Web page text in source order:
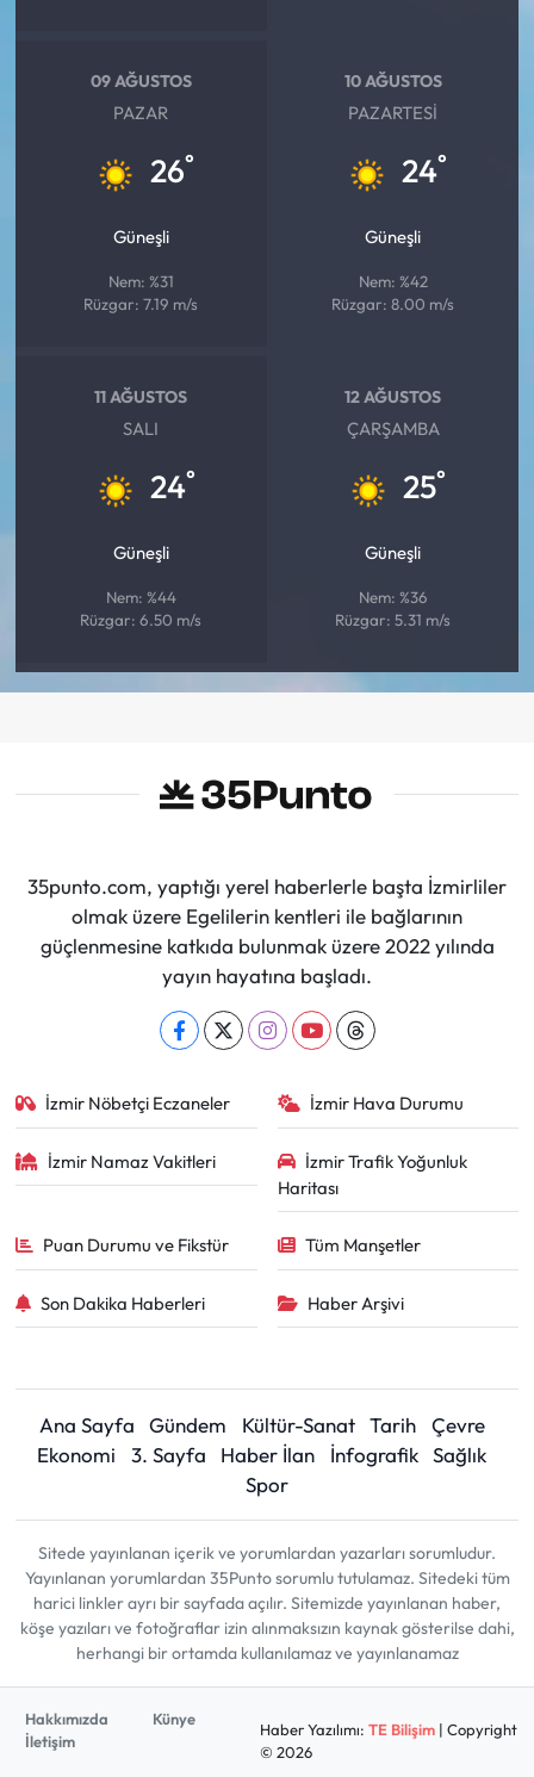
09 AĞUSTOS
PAZAR
26°
Güneşli
Nem: %31
Rüzgar: 7.19 m/s
10 AĞUSTOS
PAZARTESI
24°
Güneşli
Nem: %42
Rüzgar: 8.00 m/s
11 AĞUSTOS
SALI
24°
Güneşli
Nem: %44
Rüzgar: 6.50 m/s
12 AĞUSTOS
ÇARŞAMBA
25°
Güneşli
Nem: %36
Rüzgar: 5.31 m/s
35punto.com, yaptığı yerel haberlerle başta İzmirliler
olmak üzere Egelilerin kentleri ile bağlarının
güçlenmesine katkıda bulunmak üzere 2022 yılında
yayın hayatına başladı.
İzmir Nöbetçi Eczaneler İzmir Hava Durumu
İzmir Namaz Vakitleri
İzmir Trafik Yoğunluk
Haritası
Puan Durumu ve Fikstür Tüm Manşetler
Son Dakika Haberleri Haber Arşivi
Ana Sayfa Gündem Kültür-Sanat Tarih
Çevre
Ekonomi
3. Sayfa Haber İlan İnfografik Sağlık
Spor
Sitede yayınlanan içerik ve yorumlardan yazarları sorumludur.
Yayınlanan yorumlardan 35Punto sorumlu tutulamaz. Sitedeki tüm
harici linkler ayrı bir sayfada açılır. Sitemizde yayınlanan haber,
köşe yazıları ve fotoğraflar izin alınmaksızın kaynak gösterilse dahi,
herhangi bir ortamda kullanılamaz ve yayınlanamaz
Hakkımızda
Künye
İletişim
Haber Yazılımı: TE Bilişim| Copyright
© 2026